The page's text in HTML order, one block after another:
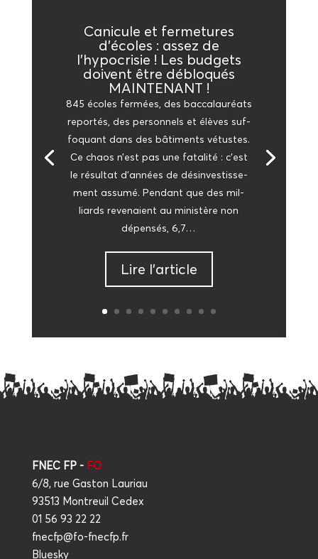
Cani­cule et fer­me­tures
d’écoles : assez de
l’hypocrisie ! Les bud­gets
doivent être déblo­qués
MAINTENANT !
845 écoles fer­mées, des bac­ca­lau­réats
repor­tés, des per­son­nels et élèves suf­
fo­quant dans des bâti­ments vétustes.
Ce chaos n’est pas une fata­li­té : c’est
le résul­tat d’an­nées de dés­in­ves­tis­se­
ment assu­mé. Pen­dant que des mil­
liards reve­naient au minis­tère non
dépen­sés, 6,7…
Lire l’ar­ticle
FNEC FP -FO
6/8, rue Gaston Lauriau
93513 Montreuil Cedex
01 56 93 22 22
fnecfp@fo-fnecfp.fr
Bluesky